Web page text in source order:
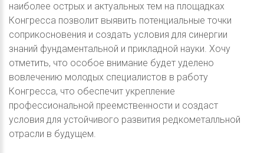
наиболее острых и актуальных тем на площадках
Конгресса позволит выявить потенциальные точки
соприкосновения и создать условия для синергии
знаний фундаментальной и прикладной науки. Хочу
отметить, что особое внимание будет уделено
вовлечению молодых специалистов в работу
Конгресса, что обеспечит укрепление
профессиональной преемственности и создаст
условия для устойчивого развития редкометалльной
отрасли в будущем.